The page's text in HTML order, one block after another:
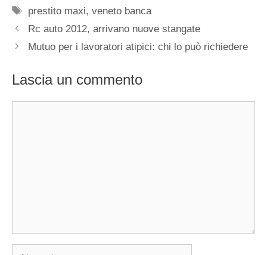
Tag
prestito maxi,veneto banca
Rc auto 2012, arrivano nuove stangate
Mutuo per i lavoratori atipici: chi lo può richiedere
Lascia un commento